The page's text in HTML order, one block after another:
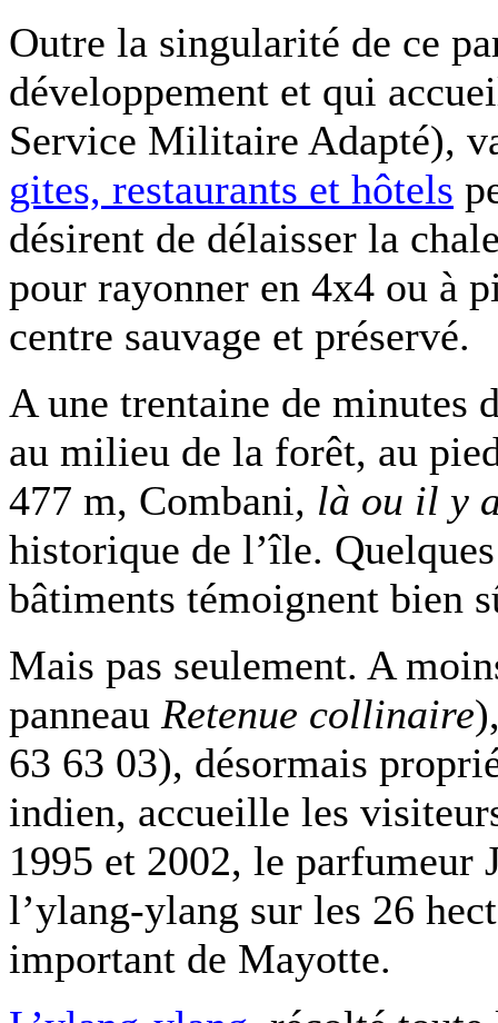
Outre la singularité de ce
développement et qui
Service Militaire Adapté),
gites, restaurants et hôtels
désirent de délaisser la
pour rayonner en 4x4 ou à
centre sauvage et préservé.
A une trentaine de minutes
au milieu de la forêt, au
477 m, Combani, là ou il y
historique de l’île.
bâtiments témoignent bien
Mais pas seulement. A
panneau Retenue collinaire
63 63 03), désormais
indien, accueille les
1995 et 2002, le parfumeur
l’ylang-ylang sur les 26
important de Mayotte.